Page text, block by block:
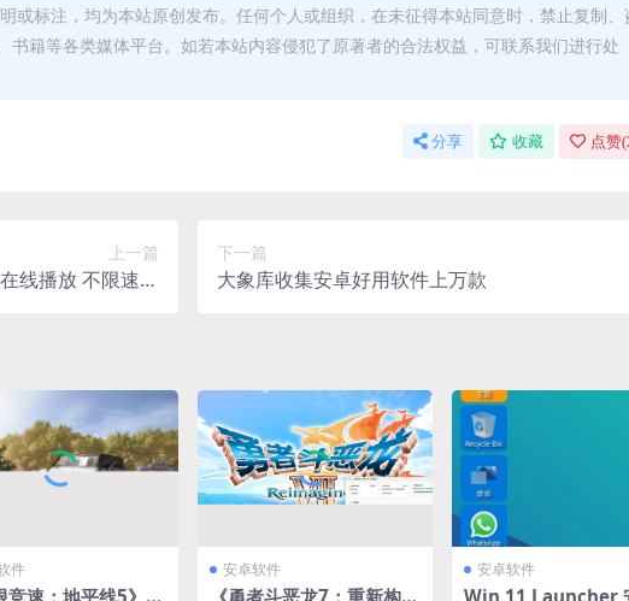
或标注，均为本站原创发布。任何个人或组织，在未征得本站同意时，禁止复制、
书籍等各类媒体平台。如若本站内容侵犯了原著者的合法权益，可联系我们进行处
分享 收藏 点赞(
上一篇
线播放 不限速下
下一篇
大象库收集安卓好用软件上万款
件 安卓软件 安卓软件